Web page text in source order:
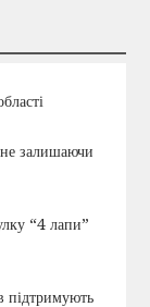
залишаючи
“4 лапи”
підтримують